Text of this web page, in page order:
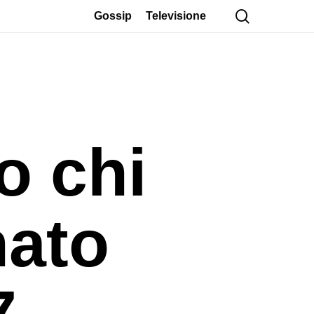
Gossip Televisione
chi